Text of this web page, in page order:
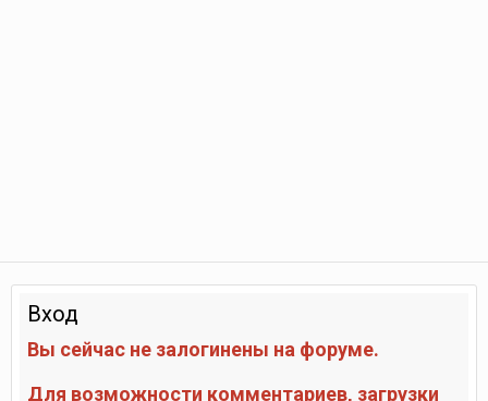
Вход
Вы сейчас не залогинены на форуме.
Для возможности комментариев, загрузки